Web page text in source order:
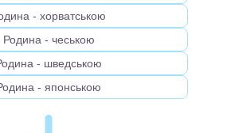
- хорватською
Родина - чеською
- шведською
- японською